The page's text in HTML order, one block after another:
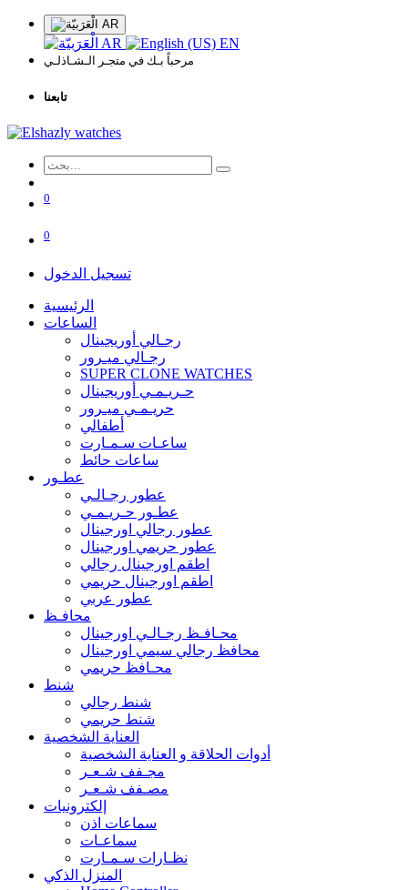
AR
AR EN
مرحباً بـك في متجـر الـشـاذلـي
تابعنا
0
0
تسجيل الدخول
الرئيسية
الساعات
رجـالي أوريجينال
رجـالي ميـرور
SUPER CLONE WATCHES
حـريـمـي أوريجينال
حريـمـي ميـرور
أطفالي
ساعـات سـمـارت
ساعات حائط
عطـور
عطور رجـالـي
عطـور حـريـمـي
عطور رجالي اورجينال
عطور حريمي اورجينال
اطقم اورجينال رجالي
اطقم اورجينال حريمي
عطور عربي
محافـظ
محـافـظ رجـالـي اورجينال
محافظ رجالي سيمي اورجينال
محـافظ حريمي
شنط
شنط رجالي
شنط حريمي
العناية الشخصية
أدوات الحلاقة و العناية الشخصية
مجـفف شـعـر
مصـفف شـعـر
إلكترونيات
سماعات اذن
سماعـات
نظـارات سـمـارت
المنزل الذكي